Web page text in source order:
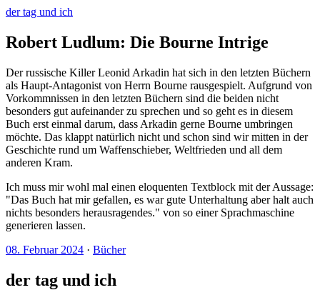
der tag und ich
Robert Ludlum: Die Bourne Intrige
Der russische Killer Leonid Arkadin hat sich in den letzten Büchern
als Haupt-Antagonist von Herrn Bourne rausgespielt. Aufgrund von
Vorkommnissen in den letzten Büchern sind die beiden nicht
besonders gut aufeinander zu sprechen und so geht es in diesem
Buch erst einmal darum, dass Arkadin gerne Bourne umbringen
möchte. Das klappt natürlich nicht und schon sind wir mitten in der
Geschichte rund um Waffenschieber, Weltfrieden und all dem
anderen Kram.
Ich muss mir wohl mal einen eloquenten Textblock mit der Aussage:
"Das Buch hat mir gefallen, es war gute Unterhaltung aber halt auch
nichts besonders herausragendes." von so einer Sprachmaschine
generieren lassen.
08. Februar 2024 · Bücher
der tag und ich